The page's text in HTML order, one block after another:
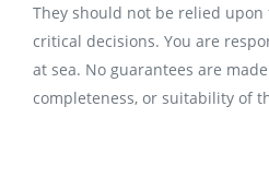
They should not be relied
critical decisions. You are
at sea. No guarantees are
completeness, or suitability of